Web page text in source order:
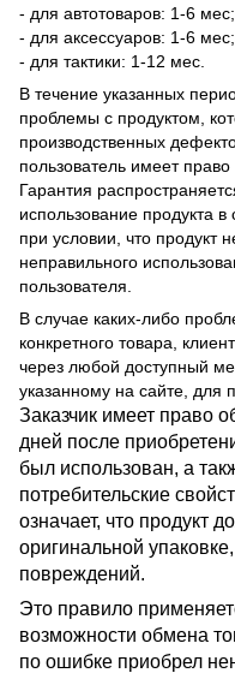
- для автотоваров: 1-6 мес;
- для аксессуаров: 1-6 мес;
- для тактики: 1-12 мес.
В течение указанных
проблемы с продуктом,
производственных
пользователь имеет
Гарантия
использование продукта в
при условии, что продукт
неправильного
пользователя.
В случае каких-либо
конкретного товара,
через любой доступный
указанному на сайте, для
Заказчик имеет право
дней после
был использован, а
потребительские
означает, что продукт
оригинальной
повреждений.
Это правило
возможности обмена
по ошибке приобрел